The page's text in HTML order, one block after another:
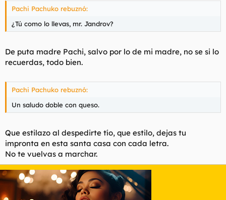
Pachi Pachuko rebuznó:
¿Tú como lo llevas, mr. Jandrov?
De puta madre Pachi, salvo por lo de mi madre, no se si lo
recuerdas, todo bien.
Pachi Pachuko rebuznó:
Un saludo doble con queso.
Que estilazo al despedirte tío, que estilo, dejas tu
impronta en esta santa casa con cada letra.
No te vuelvas a marchar.